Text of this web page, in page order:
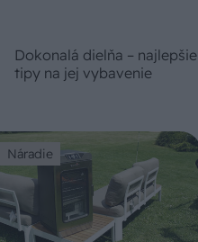
Dokonalá dielňa – najlepšie
tipy na jej vybavenie
Náradie